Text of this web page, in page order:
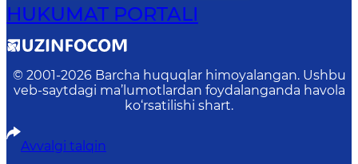
HUKUMAT PORTALI
© 2001-2026 Barcha huquqlar himoyalangan. Ushbu
veb-saytdagi ma’lumotlardan foydalanganda havola
ko‘rsatilishi shart.
Avvalgi talqin